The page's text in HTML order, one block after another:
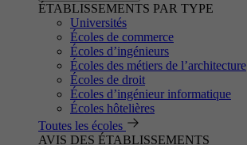
ÉTABLISSEMENTS PAR TYPE
Universités
Écoles de commerce
Écoles d’ingénieurs
Écoles des métiers de l’architecture
Écoles de droit
Écoles d’ingénieur informatique
Écoles hôtelières
Toutes les écoles
AVIS DES ÉTABLISSEMENTS